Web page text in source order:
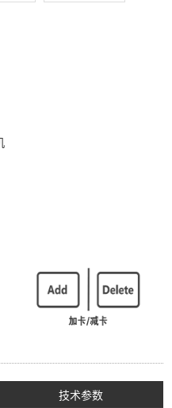
技术参数